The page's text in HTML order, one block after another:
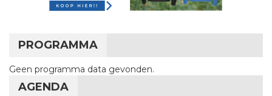
PROGRAMMA
Geen programma data gevonden.
AGENDA